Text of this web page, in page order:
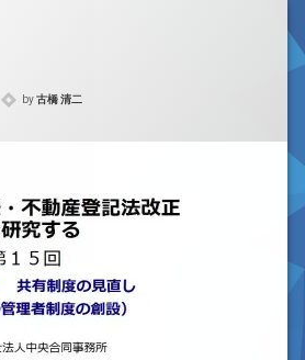
生募集中
by古橋 清二